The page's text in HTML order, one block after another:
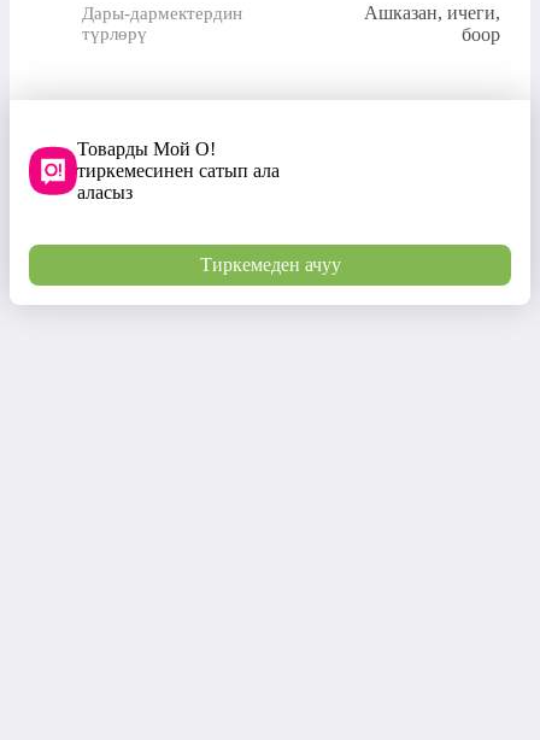
Дары-дармектердин
түрлөрү
Ашказан, ичеги,
боор
Товарды Мой О!
тиркемесинен сатып ала
аласыз
Тиркемеден ачуу